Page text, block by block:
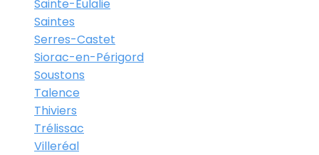
Sainte-Eulalie
Saintes
Serres-Castet
Siorac-en-Périgord
Soustons
Talence
Thiviers
Trélissac
Villeréal